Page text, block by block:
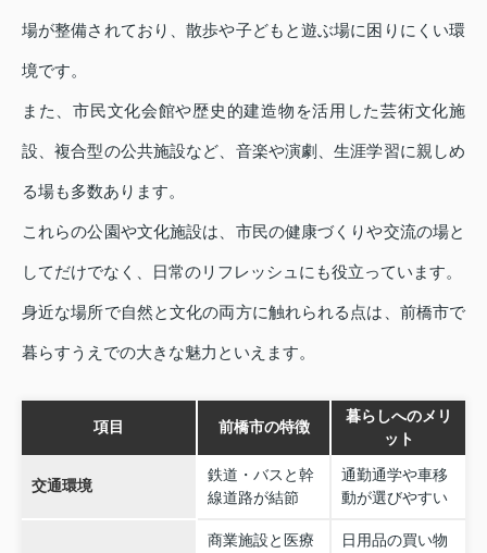
場が整備されており、散歩や子どもと遊ぶ場に困りにくい環
境です。
また、市民文化会館や歴史的建造物を活用した芸術文化施
設、複合型の公共施設など、音楽や演劇、生涯学習に親しめ
る場も多数あります。
これらの公園や文化施設は、市民の健康づくりや交流の場と
してだけでなく、日常のリフレッシュにも役立っています。
身近な場所で自然と文化の両方に触れられる点は、前橋市で
暮らすうえでの大きな魅力といえます。
項目 前橋市の特徴
暮らしへのメリ
ット
交通環境
鉄道・バスと幹
線道路が結節
通勤通学や車移
動が選びやすい
商業施設と医療
日用品の買い物